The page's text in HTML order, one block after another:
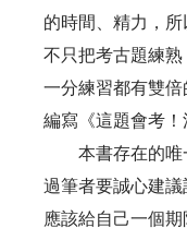
的時間、精力，
不只把考古題練
一分練習都有雙
編寫《這題會考！
本書存在的唯
過筆者要誠心建議
應該給自己一個